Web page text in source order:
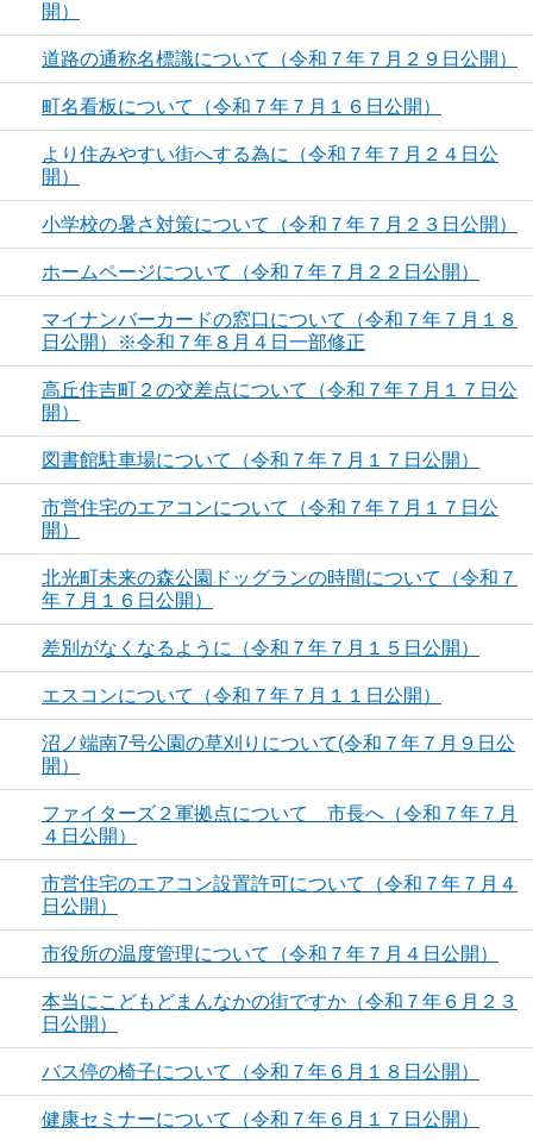
開）
道路の通称名標識について（令和７年７月２９日公開）
町名看板について（令和７年７月１６日公開）
より住みやすい街へする為に（令和７年７月２４日公
開）
小学校の暑さ対策について（令和７年７月２３日公開）
ホームページについて（令和７年７月２２日公開）
マイナンバーカードの窓口について（令和７年７月１８
日公開）※令和７年８月４日一部修正
高丘住吉町２の交差点について（令和７年７月１７日公
開）
図書館駐車場について（令和７年７月１７日公開）
市営住宅のエアコンについて（令和７年７月１７日公
開）
北光町未来の森公園ドッグランの時間について（令和７
年７月１６日公開）
差別がなくなるように（令和７年７月１５日公開）
エスコンについて（令和７年７月１１日公開）
沼ノ端南7号公園の草刈りについて(令和７年７月９日公
開）
ファイターズ２軍拠点について 市長へ（令和７年７月
４日公開）
市営住宅のエアコン設置許可について（令和７年７月４
日公開）
市役所の温度管理について（令和７年７月４日公開）
本当にこどもどまんなかの街ですか（令和７年６月２３
日公開）
バス停の椅子について（令和７年６月１８日公開）
健康セミナーについて（令和７年６月１７日公開）